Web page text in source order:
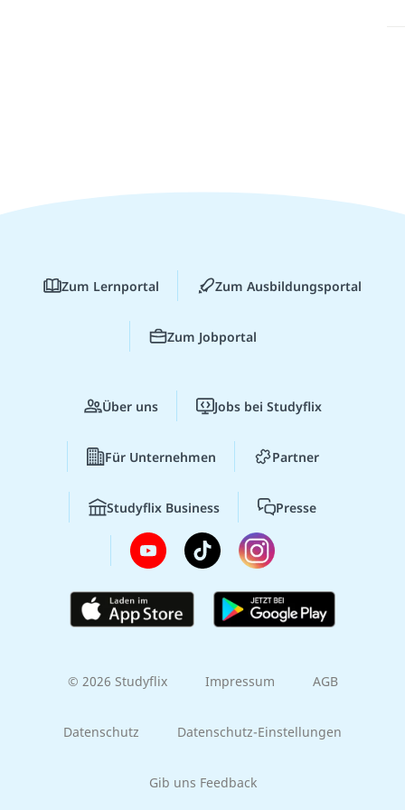
Zum Lernportal Zum Ausbildungsportal
Zum Jobportal
Über uns Jobs bei Studyflix
Für Unternehmen Partner
Studyflix Business Presse
© 2026 Studyflix Impressum AGB
Datenschutz Datenschutz-Einstellungen
Gib uns Feedback